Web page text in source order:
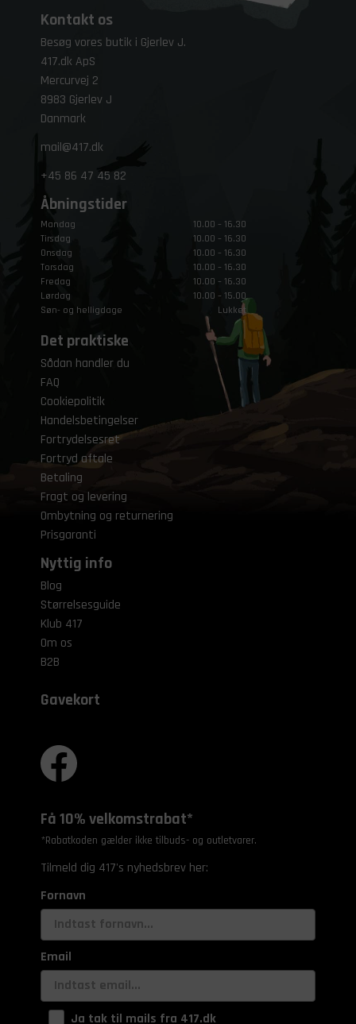
Kontakt os
Besøg vores butik i Gjerlev J.
417.dk ApS
Mercurvej 2
8983 Gjerlev J
Danmark
mail@417.dk
+45 86 47 45 82
Åbningstider
Mandag
10.00 – 16.30
Tirsdag
10.00 – 16.30
Onsdag
10.00 – 16.30
Torsdag
10.00 – 16.30
Fredag
10.00 – 16.30
Lørdag
10.00 – 15.00
Søn- og helligdage
Lukket
Det praktiske
Sådan handler du
FAQ
Cookiepolitik
Handelsbetingelser
Fortrydelsesret
Fortryd aftale
Betaling
Fragt og levering
Ombytning og returnering
Prisgaranti
Nyttig info
Blog
Størrelsesguide
Klub 417
Om os
B2B
Gavekort
Få 10% velkomstrabat*
*Rabatkoden gælder ikke tilbuds- og outletvarer.
Tilmeld dig 417's nyhedsbrev her:
Fornavn
Email
Ja tak til mails fra 417.dk